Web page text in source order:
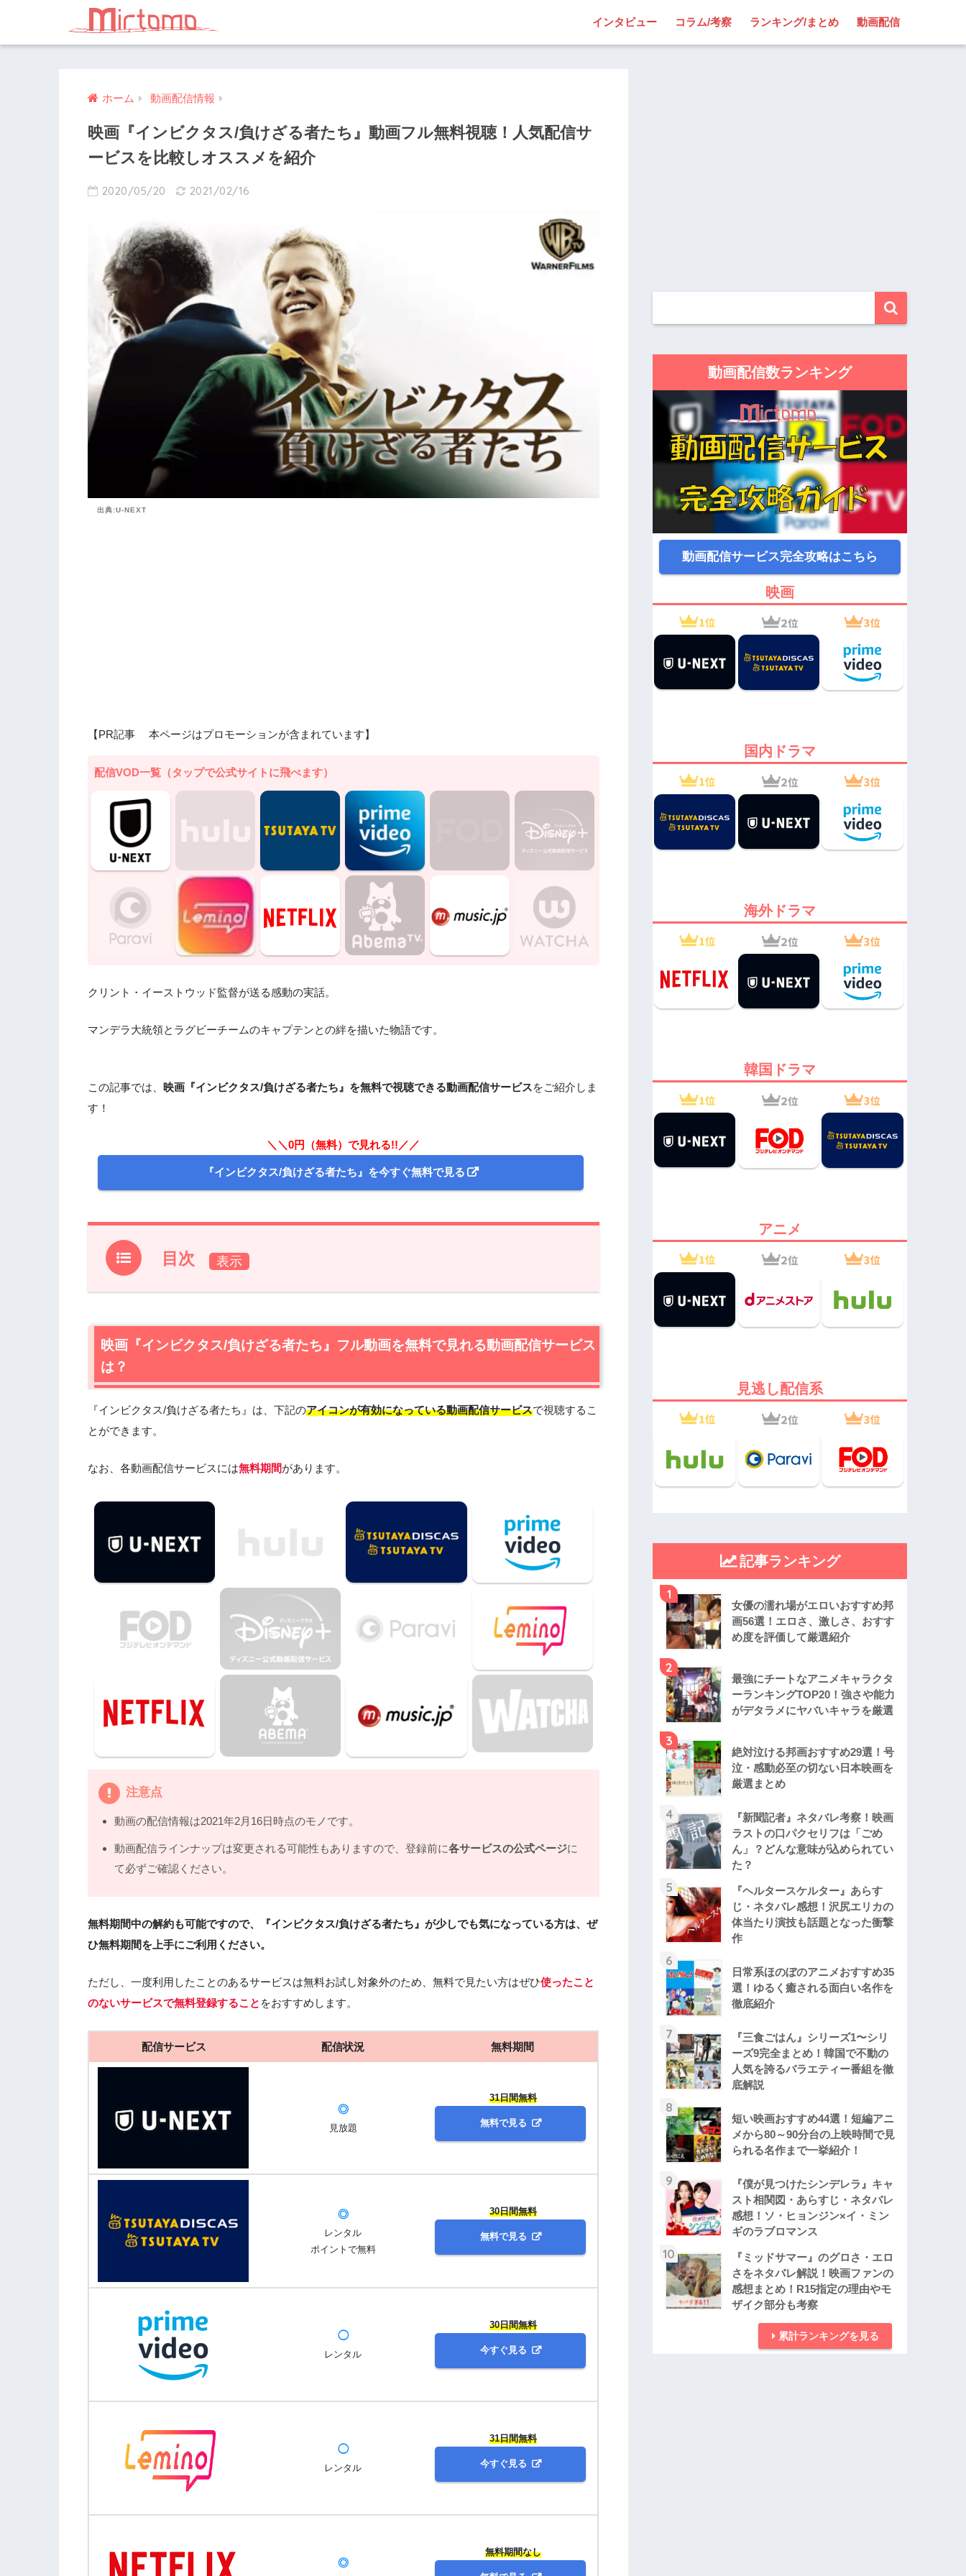
インタビュー コラム/考察 ランキング/まとめ 動画配信
ホーム 動画配信情報
映画『インビクタス/負けざる者たち』動画フル無料視聴！人気配信サ
ービスを比較しオススメを紹介
2020/05/20 2021/02/16
出典:U-NEXT
【PR記事 本ページはプロモーションが含まれています】
配信VOD一覧（タップで公式サイトに飛べます）
クリント・イーストウッド監督が送る感動の実話。
マンデラ大統領とラグビーチームのキャプテンとの絆を描いた物語です。
この記事では、 映画『インビクタス/負けざる者たち』を無料で視聴できる動画配信サービスをご紹介しま
す！
＼＼0円（無料）で見れる!!／／
『インビクタス/負けざる者たち』を今すぐ無料で見る
目次
1.映画『インビクタス/負けざる者たち』フル動画を無料で見れる動画配信サービスは？
映画『インビクタス/負けざる者たち』を動画配信＆宅配レンタルで楽しめるTSUTAYA TVもお
すすめ
2.『インビクタス/負けざる者たち』作品情報
2.1『インビクタス/負けざる者たち』あらすじ
2.2『インビクタス/負けざる者たち』キャスト・登場人物
2.4『インビクタス/負けざる者たち』は日本語吹替版も楽しめる
映画『インビクタス/負けざる者たち』の動画はDailymotionやPandoraではなく、配信サービ
スで安全に見よう
映画『インビクタス/負けざる者たち』フル動画を無料で見れる動画配信サービス
は？
『インビクタス/負けざる者たち』は、下記のアイコンが有効になっている動画配信サービスで視聴するこ
とができます。
なお、各動画配信サービスには無料期間があります。
注意点
動画の配信情報は2021年2月16日時点のモノです。
動画配信ラインナップは変更される可能性もありますので、登録前に各サービスの公式ページに
て必ずご確認ください。
無料期間中の解約も可能ですので、『インビクタス/負けざる者たち』が少しでも気になっている方は、ぜ
ひ無料期間を上手にご利用ください。
ただし、一度利用したことのあるサービスは無料お試し対象外のため、無料で見たい方はぜひ使ったこと
のないサービスで無料登録すること をおすすめします。
配信サービス 配信状況 無料期間
◎
見放題
31日間無料
無料で見る
◎
レンタル
ポイントで無料
30日間無料
無料で見る
◯
レンタル
30日間無料
今すぐ見る
◯
レンタル
31日間無料
今すぐ見る
◎
無料期間なし
動画配信数ランキング
動画配信サービス完全攻略はこちら
映画
国内ドラマ
海外ドラマ
韓国ドラマ
アニメ
見逃し配信系
記事ランキング
1
女優の濡れ場がエロいおすすめ邦
画56選！エロさ、激しさ、おすす
め度を評価して厳選紹介
2
最強にチートなアニメキャラクタ
ーランキングTOP20！強さや能力
がデタラメにヤバいキャラを厳選
3
絶対泣ける邦画おすすめ29選！号
泣・感動必至の切ない日本映画を
厳選まとめ
4
『新聞記者』ネタバレ考察！映画
ラストの口パクセリフは「ごめ
ん」？どんな意味が込められてい
た？
5
『ヘルタースケルター』あらす
じ・ネタバレ感想！沢尻エリカの
体当たり演技も話題となった衝撃
作
6
日常系ほのぼのアニメおすすめ35
選！ゆるく癒される面白い名作を
徹底紹介
7
『三食ごはん』シリーズ1〜シリ
ーズ9完全まとめ！韓国で不動の
人気を誇るバラエティー番組を徹
底解説
8
短い映画おすすめ44選！短編アニ
メから80～90分台の上映時間で見
られる名作まで一挙紹介！
9
『僕が見つけたシンデレラ』キャ
スト相関図・あらすじ・ネタバレ
感想！ソ・ヒョンジン×イ・ミン
ギのラブロマンス
10
『ミッドサマー』のグロさ・エロ
さをネタバレ解説！映画ファンの
感想まとめ！R15指定の理由やモ
ザイク部分も考察
累計ランキングを見る